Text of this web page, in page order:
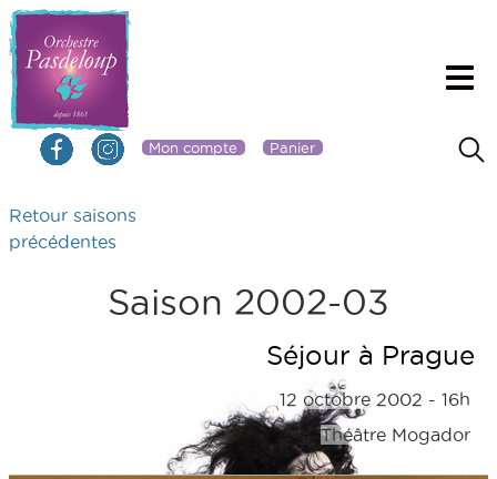
Mon compte Panier
Retour saisons
précédentes
Saison 2002-03
Séjour à Prague
12 octobre 2002 - 16h
Théâtre Mogador